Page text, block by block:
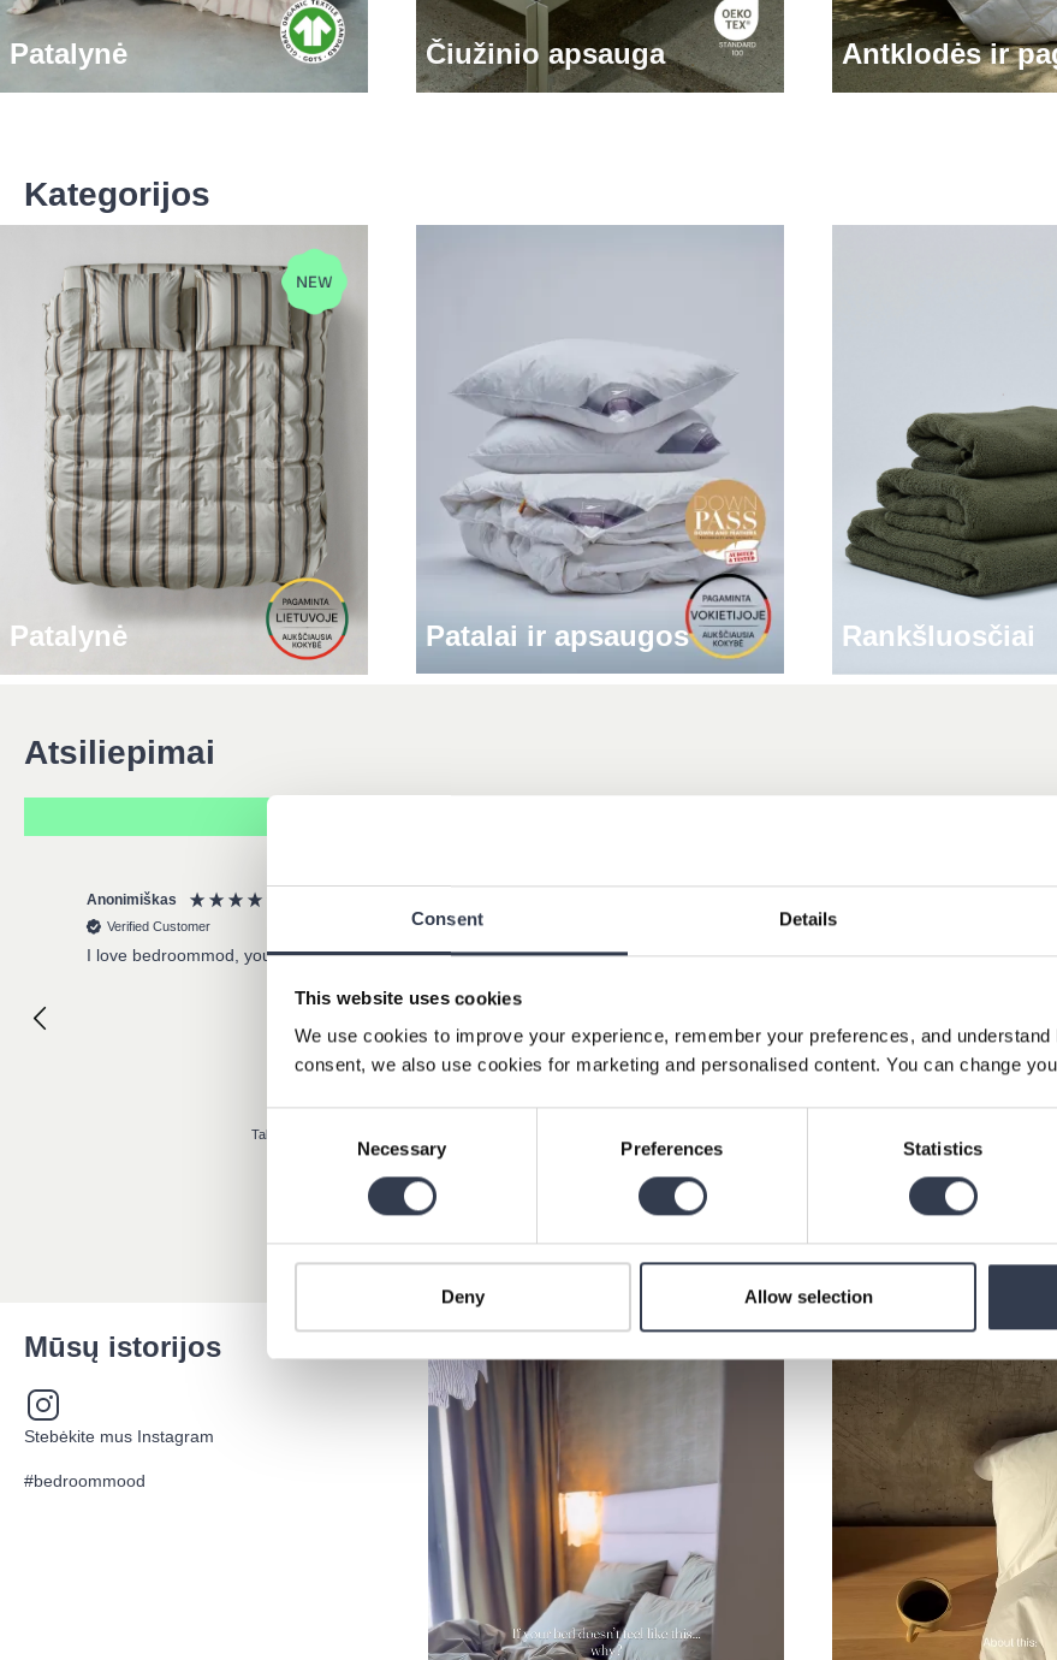
Consent Details
This website uses cookies
We use cookies to improve your experience, remember your preferences, and
consent, we also use cookies for marketing and personalised content. You can change
Necessary Preferences Statistics
Deny Allow selection
Patalynė Čiužinio apsauga Antklodės ir
Kategorijos
Patalynė Patalai ir apsaugos Rankšluosčiai
Atsiliepimai
Anonimiškas
Verified Customer
I love bedroommod, you are the best
Tallinn, EE, 4 prieš valandas
Verified Customer
Great comfortable products.
I like the quality, and I find
not BM's problem.
Mūsų istorijos
Stebėkite mus Instagram
#bedroommood